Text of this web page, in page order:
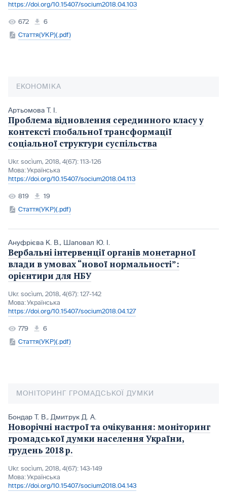
https://doi.org/10.15407/socium2018.04.103
672
6
Стаття(УКР)(.pdf)
ЕКОНОМІКА
Артьомова Т. І.
Проблема відновлення серединного класу у
контексті глобальної трансформації
соціальної структури суспільства
Ukr. socìum, 2018, 4(67): 113-126
Мова:Українська
https://doi.org/10.15407/socium2018.04.113
819
19
Стаття(УКР)(.pdf)
Ануфрієва К. В. , Шаповал Ю. І.
Вербальні інтервенції органів монетарної
влади в умовах “нової нормальності”:
орієнтири для НБУ
Ukr. socìum, 2018, 4(67): 127-142
Мова:Українська
https://doi.org/10.15407/socium2018.04.127
779
6
Стаття(УКР)(.pdf)
МОНІТОРИНГ ГРОМАДСЬКОЇ ДУМКИ
Бондар Т. В. , Дмитрук Д. А.
Новорічні настрої та очікування: моніторинг
громадської думки населення України,
грудень 2018 р.
Ukr. socìum, 2018, 4(67): 143-149
Мова:Українська
https://doi.org/10.15407/socium2018.04.143